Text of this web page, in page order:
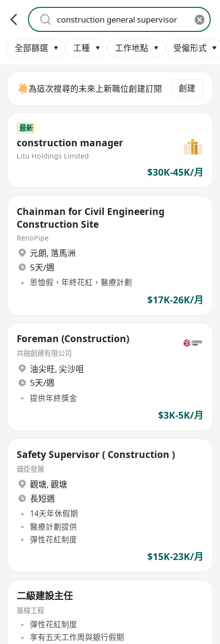
全部篩選 工種 工作地點 受僱形式
為這次搜尋的未來上新職位創建訂閱 創建
最新
construction manager
Litu Holdings Limited
$30K-45K/月
Chainman for Civil Engineering
Construction Site
RenoPipe
元朗, 落馬洲
5天/週
恩恤假，年終花紅，醫療計劃
$17K-26K/月
Foreman (Construction)
共融創建有限公司
油尖旺, 尖沙咀
5天/週
提供年終獎金
$3K-5K/月
Safety Supervisor ( Construction )
廸臣發展
觀塘, 觀塘
長短週
14天年休假期
醫療計劃提供
彈性花紅制度
$15K-23K/月
二級建設主任
基線工程
彈性花紅制度
享有五天工作周與銀行假期